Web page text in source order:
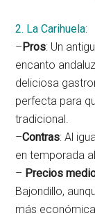
2. La Carihuela:
–Pros: Un
encanto
deliciosa
perfecta para
tradicional.
–Contras: Al
en temporada
– Precios
Bajondillo,
más